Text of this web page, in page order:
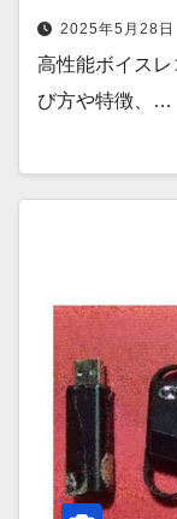
2025年5月28日
高性能ボイス
び方や特徴、…